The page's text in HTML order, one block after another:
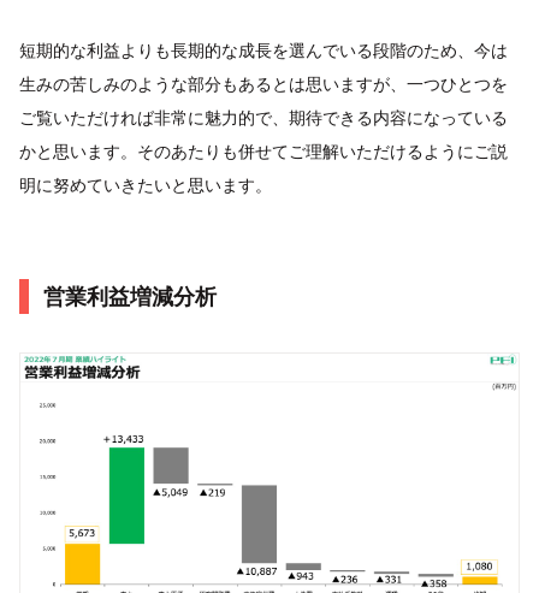
短期的な利益よりも長期的な成長を選んでいる段階のため、今は
生みの苦しみのような部分もあるとは思いますが、一つひとつを
ご覧いただければ非常に魅力的で、期待できる内容になっている
かと思います。そのあたりも併せてご理解いただけるようにご説
明に努めていきたいと思います。
営業利益増減分析